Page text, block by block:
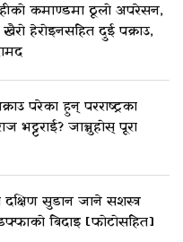
कमाण्डमा ठूलो अपरेसन,
हेरोइनसहित दुई पक्राउ,
परेका हुन् परराष्ट्रका
भट्टराई? जान्नुहोस् पूरा
दक्षिण सुडान जाने सशस्त्र
बिदाइ [फोटोसहित]